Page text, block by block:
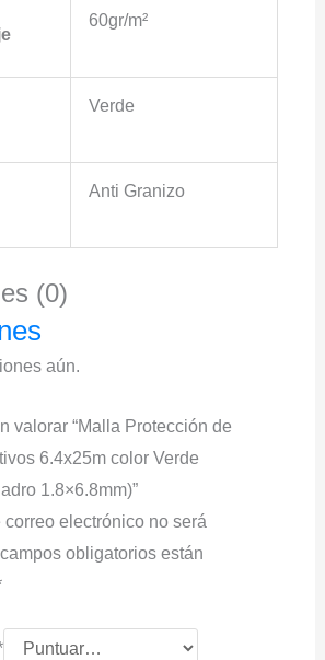
60gr/m²
Verde
Anti Granizo
(0)
aún.
valorar “Malla Protección de
6.4x25m color Verde
1.8×6.8mm)”
electrónico no será
obligatorios están